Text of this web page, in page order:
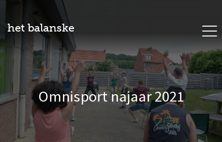
het balanske
Omnisport najaar 2021